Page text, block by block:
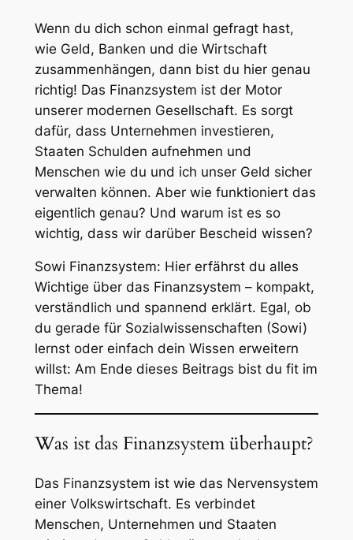
Wenn du dich schon einmal gefragt hast,
wie Geld, Banken und die Wirtschaft
zusammenhängen, dann bist du hier genau
richtig! Das Finanzsystem ist der Motor
unserer modernen Gesellschaft. Es sorgt
dafür, dass Unternehmen investieren,
Staaten Schulden aufnehmen und
Menschen wie du und ich unser Geld sicher
verwalten können. Aber wie funktioniert das
eigentlich genau? Und warum ist es so
wichtig, dass wir darüber Bescheid wissen?
Sowi Finanzsystem: Hier erfährst du alles
Wichtige über das Finanzsystem – kompakt,
verständlich und spannend erklärt. Egal, ob
du gerade für Sozialwissenschaften (Sowi)
lernst oder einfach dein Wissen erweitern
willst: Am Ende dieses Beitrags bist du fit im
Thema!
Was ist das Finanzsystem überhaupt?
Das Finanzsystem ist wie das Nervensystem
einer Volkswirtschaft. Es verbindet
Menschen, Unternehmen und Staaten